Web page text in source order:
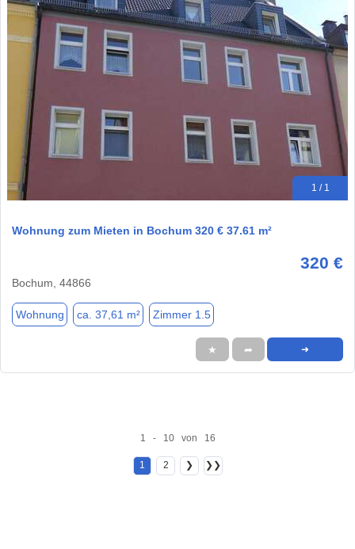
1 / 1
Wohnung zum Mieten in Bochum 320 € 37.61 m²
320 €
Bochum, 44866
Wohnung ca. 37,61 m² Zimmer 1.5
★ ➦ ➜
1 - 10 von 16
1 2 ❯ ❯❯